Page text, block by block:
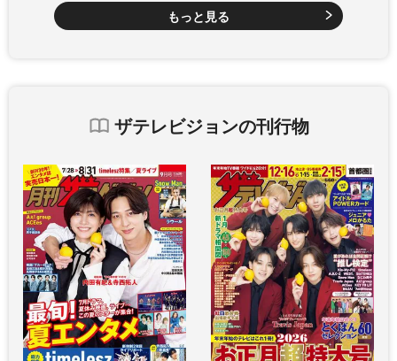
もっと見る
ザテレビジョンの刊行物